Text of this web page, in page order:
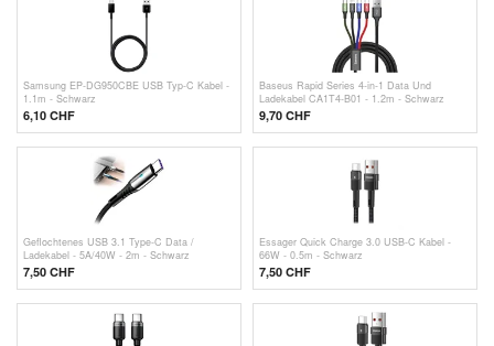
Samsung EP-DG950CBE USB Typ-C Kabel -
1.1m - Schwarz
6,10 CHF
Baseus Rapid Series 4-in-1 Data Und
Ladekabel CA1T4-B01 - 1.2m - Schwarz
9,70 CHF
Geflochtenes USB 3.1 Type-C Data /
Ladekabel - 5A/40W - 2m - Schwarz
7,50 CHF
Essager Quick Charge 3.0 USB-C Kabel -
66W - 0.5m - Schwarz
7,50 CHF